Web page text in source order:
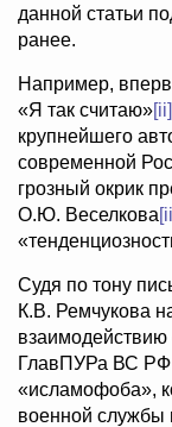
данной статьи
ранее.
Например,
«Я так считаю»[ii]
крупнейшего
современной
грозный окрик
О.Ю. Веселкова
Судя по тону
К.В. Ремчукова
ГлавПУРа ВС РФ
«исламофоба»,
военной службы